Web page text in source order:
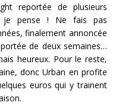
reportée de plusieurs
je pense ! Ne fais pas
finalement annoncée
de deux semaines…
heureux. Pour le reste,
donc Urban en profite
euros qui y trainent